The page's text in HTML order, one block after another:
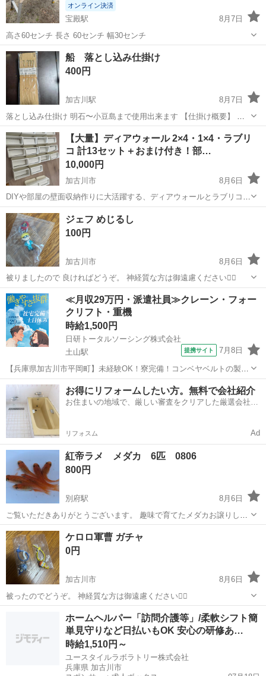
オンライン決済
宝殿駅
8月7日
高さ60センチ 長さ 60センチ 幅30センチ
兵庫 加古川市 宝殿駅 その他
船 落とし込み仕掛け
400円
加古川駅
8月7日
落とし込み仕掛け 明石〜小豆島まで使用出来ます 【仕掛け概要】 仕
掛け全長︰約165cm 枝︰約7cm 針︰針11号 枝間︰約
35cm 幹糸︰8号 針数︰4本 ハリス︰8号 自作サビキの為
多少...
兵庫 加古川市 加古川駅 その他
【大量】ディアウォール 2×4・1×4・ラブリ
コ 計13セット＋おまけ付き！部…
10,000円
加古川市
8月6日
DIYや部屋の壁面収納作りに大活躍する、ディアウォールとラブリコの
大量まとめ売りセットです！ 引っ越し／模様替えに伴い不要になった
ため、まとめてお譲りします。 買い足し不要で、お部屋丸ごとやガレ
ージなどの大規模な棚作りが作れ...
兵庫 加古川市 その他
ジェフ めじるし
100円
加古川市
8月6日
被りましたので 良ければどうぞ。 神経質な方は御遠慮ください🙇‍♂️
兵庫 加古川市 その他
≪月収29万円・派遣社員≫クレーン・フォー
クリフト・重機
時給1,500円
日研トータルソーシング株式会社
土山駅
提携サイト 7月8日
【兵庫県加古川市平岡町】未経験OK！寮完備！コンベヤベルトの製造
《お仕事No.8A091》 お仕事について ベルトコンベアに使われるベル
ト部分のゴム製品の製造です。具体的には原料の投入や撹拌作業、ゴ
ムの圧着作業など機械のオ...
兵庫 加古川市 土山駅
お得にリフォームしたい方。無料で会社紹介
お住まいの地域で、厳しい審査をクリアした厳選会社を
リフォスム Ad
紅帝ラメ メダカ 6匹 0806
800円
別府駅
8月6日
ご覧いただきありがとうございます。 趣味で育てたメダカお譲りしま
す。 <<<<<<<<<<<<<<<<<<<<<<<<<<<<<<<<< 紅帝ラメ メダ
カ 6匹 （素人の見立てですが 雄3匹、雌3匹） ・金...
兵庫 加古川市 別府駅 その他
ケロロ軍曹 ガチャ
0円
加古川市
8月6日
被ったのでどうぞ。 神経質な方は御遠慮ください🙇‍♂️
ケロロ軍曹
ホームヘルパー「訪問介護等」/柔軟シフト簡
単見守りなど日払いもOK 安心の研修あ…
時給1,510円～
ユースタイルラボラトリー株式会社
兵庫県 加古川市